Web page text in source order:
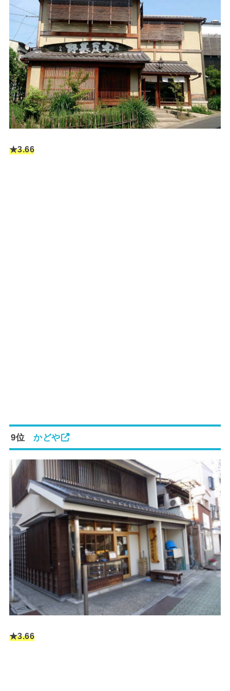
★3.66
9位かどや
★3.66